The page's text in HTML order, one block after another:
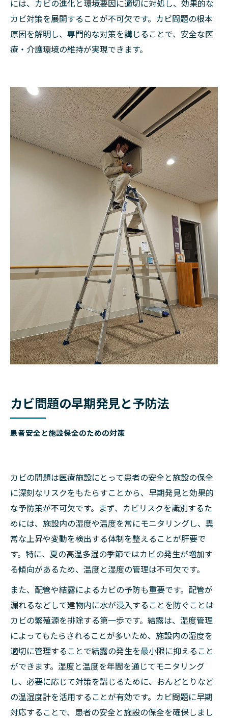
には、カビの進化と環境要因に適切に対処し、効果的な
カビ対策を展開することが不可欠です。カビ問題の根本
原因を解明し、専門的な対策を講じることで、安全な医
療・介護環境の維持が実現できます。
カビ問題の早期発見と予防法
患者安全と施設保全のための対策
カビの問題は医療施設にとって患者の安全と施設の保全
に深刻なリスクをもたらすことから、早期発見と効果的
な予防策が不可欠です。まず、カビリスクを識別するた
めには、施設内の湿度や温度を常にモニタリングし、異
常な上昇や変動を検出する体制を整えることが肝要で
す。特に、夏の高温多湿の季節ではカビの発生が増加す
る傾向があるため、温度と湿度の管理は不可欠です。
また、配管や結露によるカビの予防も重要です。配管が
漏れるなどして建物内に水が浸入することを防ぐことは
カビの繁殖源を排除する第一歩です。結露は、湿度管理
によってもたらされることが多いため、施設内の湿度を
適切に管理することで結露の発生を最小限に抑えること
ができます。湿度と温度を年間を通じてモニタリング
し、必要に応じて対策を講じるために、おんどとりなど
の温湿度計を活用することが有効です。カビ問題に早期
対応することで、患者の安全と施設の保全を確保しまし